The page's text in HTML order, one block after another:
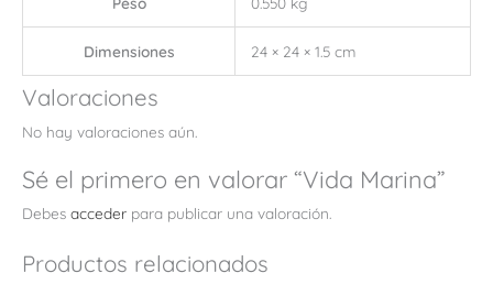
Dimensiones 24 × 24 × 1.5 cm
Valoraciones
No hay valoraciones aún.
Sé el primero en valorar “Vida Marina”
Debes acceder para publicar una valoración.
Productos relacionados